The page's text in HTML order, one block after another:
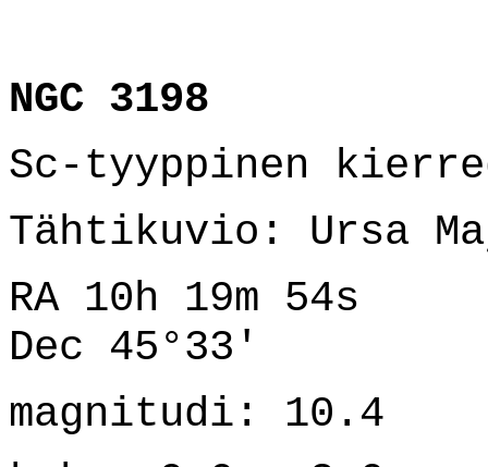
NGC 3198
Sc-tyyppinen
Tähtikuvio: Ursa
RA 10h 19m 54s
Dec 45°33'
magnitudi: 10.4